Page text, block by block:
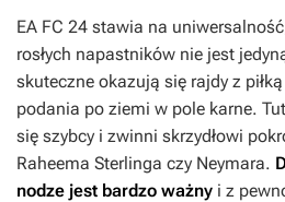
EA FC 24 stawia na
rosłych napastników nie jest
skuteczne okazują się rajdy z
podania po ziemi w pole karne.
się szybcy i zwinni skrzydłowi
Raheema Sterlinga czy Neymara.
nodze jest bardzo ważny i z